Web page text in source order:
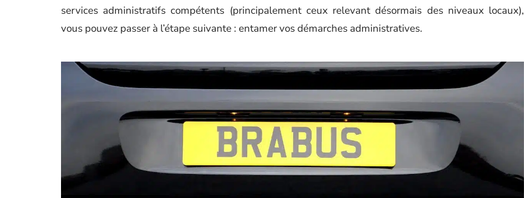
services administratifs compétents (principalement ceux relevant désormais des niveaux locaux),
vous pouvez passer à l’étape suivante : entamer vos démarches administratives.